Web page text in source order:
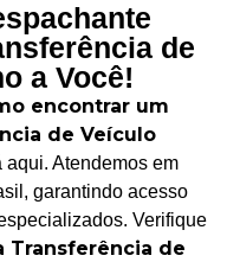
de
a Você!
encontrar um
de Veículo
aqui. Atendemos em
garantindo acesso
Verifique
Transferência de